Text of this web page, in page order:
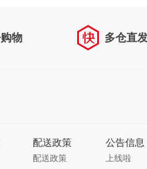
物 多仓直
配送政策
配送政策
公告信息
上线啦